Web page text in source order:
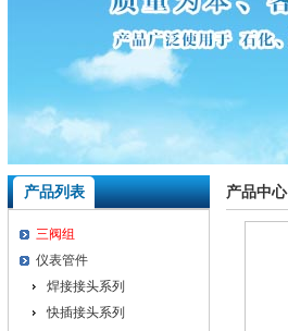
产品列表
三阀组
仪表管件
焊接接头系列
快插接头系列
产品中心